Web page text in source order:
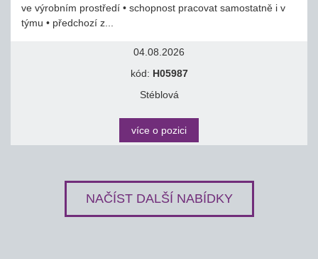
ve výrobním prostředí • schopnost pracovat samostatně i v
týmu • předchozí z...
04.08.2026
kód: H05987
Stéblová
více o pozici
NAČÍST DALŠÍ NABÍDKY